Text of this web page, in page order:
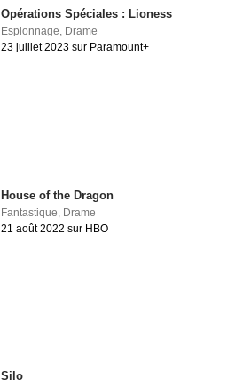
Opérations Spéciales : Lioness
Espionnage, Drame
23 juillet 2023 sur Paramount+
House of the Dragon
Fantastique Drame
21 août 2022 sur HBO
Silo